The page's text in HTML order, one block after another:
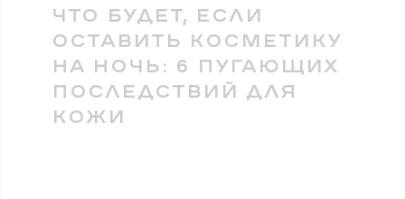
ЧТО БУДЕТ, ЕСЛИ
ОСТАВИТЬ КОСМЕТИКУ
НА НОЧЬ: 6 ПУГАЮЩИХ
ПОСЛЕДСТВИЙ ДЛЯ
КОЖИ